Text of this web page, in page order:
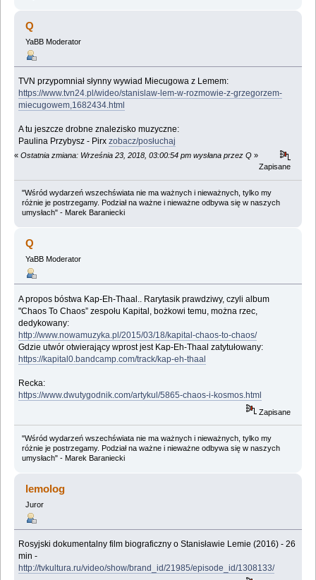
Q
YaBB Moderator
TVN przypomniał słynny wywiad Miecugowa z Lemem:
https://www.tvn24.pl/wideo/stanislaw-lem-w-rozmowie-z-grzegorzem-
miecugowem,1682434.html
A tu jeszcze drobne znalezisko muzyczne:
Paulina Przybysz - Pirxzobacz/posłuchaj
« Ostatnia zmiana: Września 23, 2018, 03:00:54 pm wysłana przez Q »
Zapisane
"Wśród wydarzeń wszechświata nie ma ważnych i nieważnych, tylko my
różnie je postrzegamy. Podział na ważne i nieważne odbywa się w naszych
umysłach" - Marek Baraniecki
Q
YaBB Moderator
A propos bóstwa Kap-Eh-Thaal.. Rarytasik prawdziwy, czyli album
"Chaos To Chaos” zespołu Kapital, bożkowi temu, można rzec,
dedykowany:
http://www.nowamuzyka.pl/2015/03/18/kapital-chaos-to-chaos/
Gdzie utwór otwierający wprost jest Kap-Eh-Thaal zatytułowany:
https://kapital0.bandcamp.com/track/kap-eh-thaal
Recka:
https://www.dwutygodnik.com/artykul/5865-chaos-i-kosmos.html
Zapisane
"Wśród wydarzeń wszechświata nie ma ważnych i nieważnych, tylko my
różnie je postrzegamy. Podział na ważne i nieważne odbywa się w naszych
umysłach" - Marek Baraniecki
lemolog
Juror
Rosyjski dokumentalny film biograficzny o Stanisławie Lemie (2016) - 26
min -
http://tvkultura.ru/video/show/brand_id/21985/episode_id/1308133/